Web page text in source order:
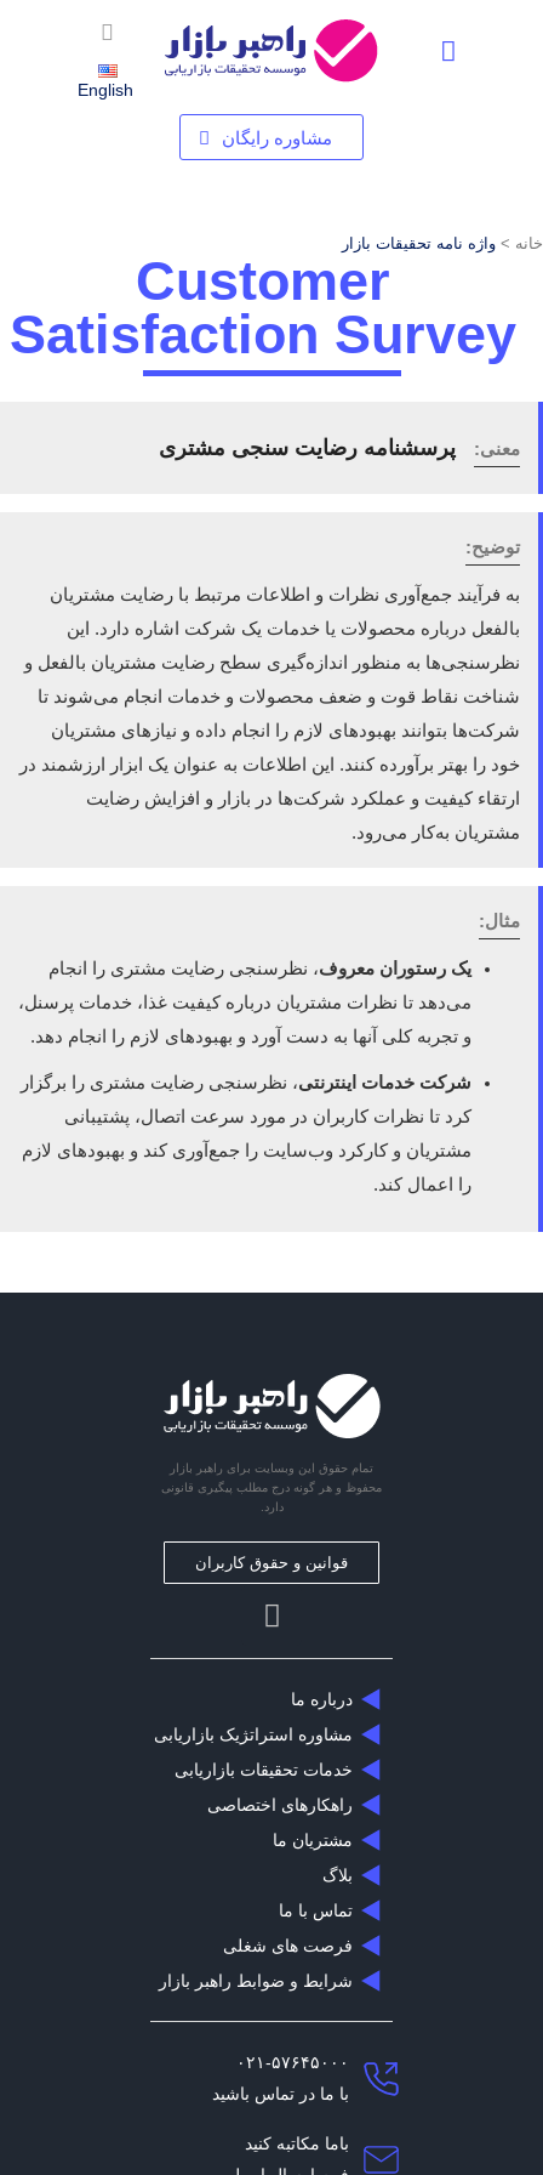
English
مشاوره رایگان
خانه > واژه نامه تحقیقات بازار
Customer
Satisfaction Survey
معنی: پرسشنامه رضایت سنجی مشتری
توضیح:
به فرآیند جمع‌آوری نظرات و اطلاعات مرتبط با رضایت مشتریان
بالفعل درباره محصولات یا خدمات یک شرکت اشاره دارد. این
نظرسنجی‌ها به منظور اندازه‌گیری سطح رضایت مشتریان بالفعل و
شناخت نقاط قوت و ضعف محصولات و خدمات انجام می‌شوند تا
شرکت‌ها بتوانند بهبودهای لازم را انجام داده و نیازهای مشتریان
خود را بهتر برآورده کنند. این اطلاعات به عنوان یک ابزار ارزشمند در
ارتقاء کیفیت و عملکرد شرکت‌ها در بازار و افزایش رضایت
مشتریان به‌کار می‌رود.
مثال:
یک رستوران معروف، نظرسنجی رضایت مشتری را انجام
می‌دهد تا نظرات مشتریان درباره کیفیت غذا، خدمات پرسنل،
و تجربه کلی آنها به دست آورد و بهبودهای لازم را انجام دهد.
شرکت خدمات اینترنتی، نظرسنجی رضایت مشتری را برگزار
کرد تا نظرات کاربران در مورد سرعت اتصال، پشتیبانی
مشتریان و کارکرد وب‌سایت را جمع‌آوری کند و بهبودهای لازم
را اعمال کند.
تمام حقوق این وبسایت برای راهبر بازار
محفوظ و هر گونه درج مطلب پیگیری قانونی
دارد.
قوانین و حقوق کاربران
درباره ما
مشاوره استراتژیک بازاریابی
خدمات تحقیقات بازاریابی
راهکارهای اختصاصی
مشتریان ما
بلاگ
تماس با ما
فرصت های شغلی
شرایط و ضوابط راهبر بازار
۰۲۱-۵۷۶۴۵۰۰۰
با ما در تماس باشید
باما مکاتبه کنید